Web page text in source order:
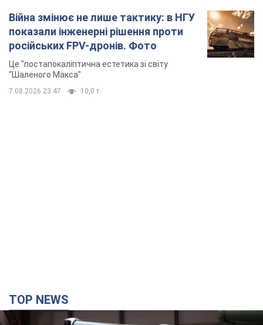
Війна змінює не лише тактику: в НГУ
показали інженерні рішення проти
російських FPV-дронів. Фото
Це "постапокаліптична естетика зі світу
"Шаленого Макса"
7.08.2026 23:47 10,0 т.
TOP NEWS